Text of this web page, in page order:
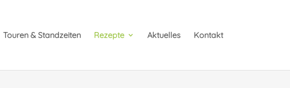
Touren & Standzeiten Rezepte Aktuelles Kontakt